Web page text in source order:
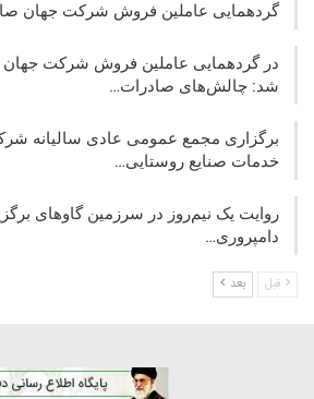
گردهمایی عاملین فروش شرکت جهان
در گردهمایی عاملین فروش شرکت
شد: چالش‌های صادرات…
برگزاری مجمع عمومی عادی سالیانه
خدمات صنایع روستایی…
روایت یک نیم‌روز در سرزمین گاوهای
دامپروری…
قبل بعد